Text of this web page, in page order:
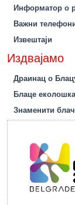
Информатор о
Важни
Извештаји
Издвајамо
Драинац о
Блаце
Знаменити